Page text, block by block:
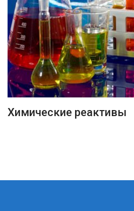
ПОДРОБНЕЕ
Химические реактивы